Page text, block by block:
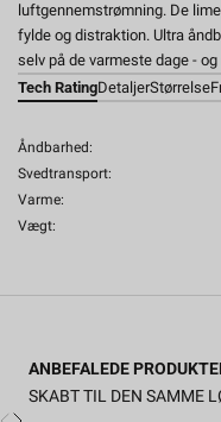
luftgennemstrømning. De
fylde og distraktion. Ultra
selv på de varmeste dage -
Tech RatingDetaljerStørrelse
Åndbarhed:
Svedtransport:
Varme:
Vægt:
ANBEFALEDE
SKABT TIL DEN SAMME